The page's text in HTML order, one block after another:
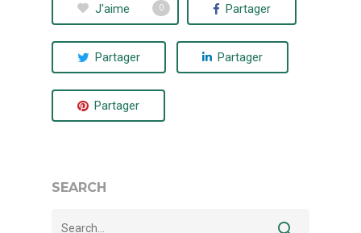
J'aime 0 Partager
Partager Partager
Partager
SEARCH